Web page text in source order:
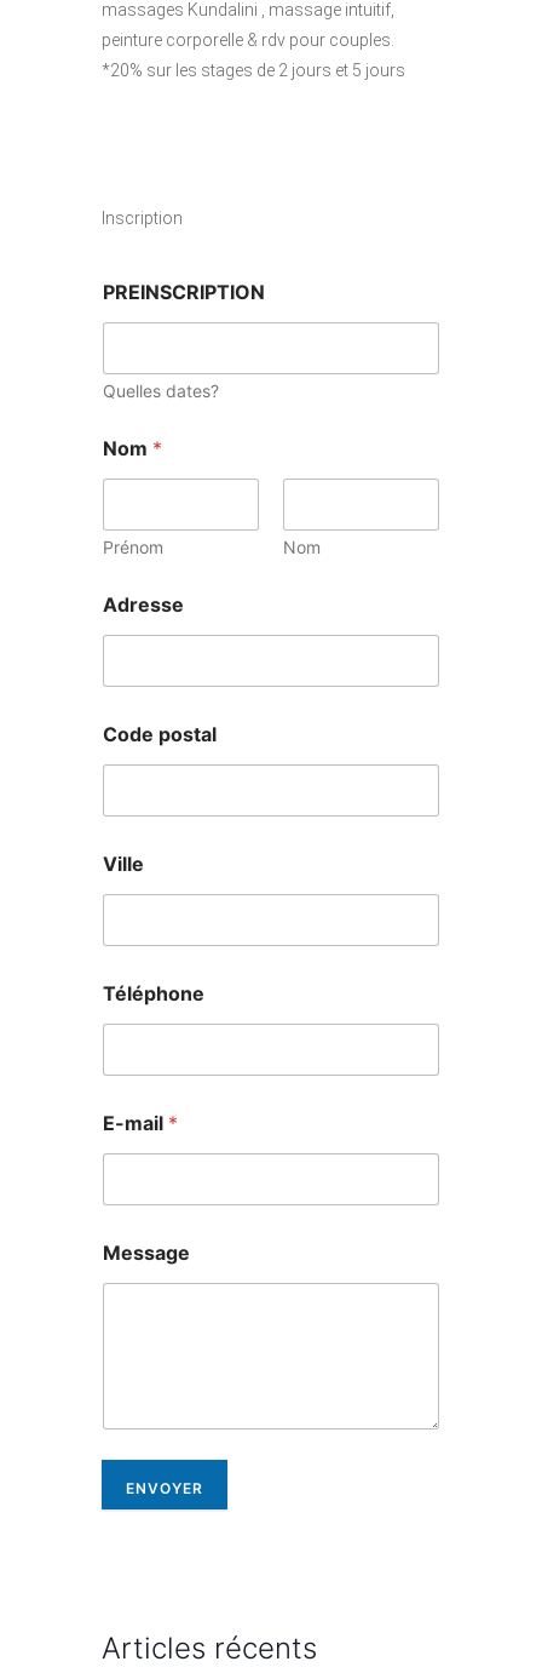
massages Kundalini , massage intuitif,
peinture corporelle & rdv pour couples.
*20% sur les stages de 2 jours et 5 jours
Inscription
PREINSCRIPTION
Quelles dates?
Nom *
Prénom Nom
Adresse
Code postal
Ville
Téléphone
E-mail *
Message
ENVOYER
Articles récents